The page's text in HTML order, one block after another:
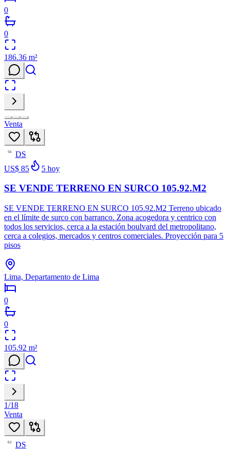
0
0
186.36 m²
Venta
56
DS
US$ 85
5 hoy
SE VENDE TERRENO EN SURCO 105.92.M2
SE VENDE TERRENO EN SURCO 105.92.M2 Terreno ubicado
en el límite de surco con barranco. Zona acogedora y centrico con
todos los servicios, cerca a la estación boulvard del metropolitano,
cerca a colegios, mercados y centros comerciales. Proyección para 5
pisos
Lima, Departamento de Lima
0
0
105.92 m²
1/18
Venta
62
DS